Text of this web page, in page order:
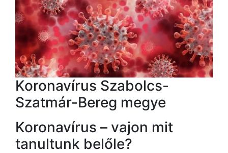
Koronavírus Szabolcs-
Szatmár-Bereg megye
Koronavírus – vajon mit
tanultunk belőle?